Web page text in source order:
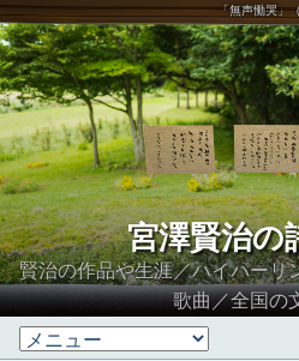
「無声慟哭」
宮澤賢治の
賢治の作品や生涯／ハイパーリ
歌曲／全国の